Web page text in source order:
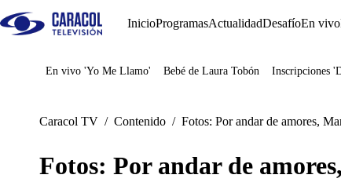
InicioProgramasActualidadDesafíoEn vivo
Juegos
En vivo 'Yo Me Llamo' Bebé de Laura Tobón Inscripciones
Caracol TV / Contenido / Fotos: Por andar de amores,
Fotos: Por andar de